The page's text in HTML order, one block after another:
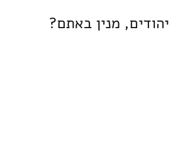
יהודים, מנין באתם?